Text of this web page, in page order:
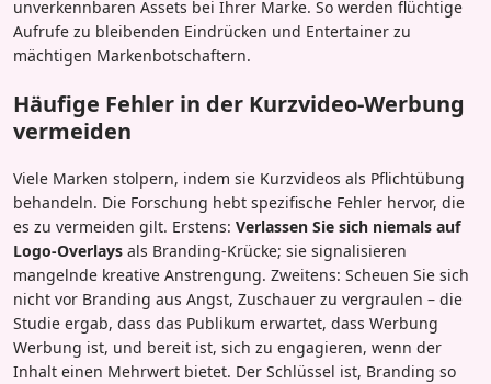
unverkennbaren Assets bei Ihrer Marke. So werden flüchtige
Aufrufe zu bleibenden Eindrücken und Entertainer zu
mächtigen Markenbotschaftern.
Häufige Fehler in der Kurzvideo-Werbung
vermeiden
Viele Marken stolpern, indem sie Kurzvideos als Pflichtübung
behandeln. Die Forschung hebt spezifische Fehler hervor, die
es zu vermeiden gilt. Erstens: Verlassen Sie sich niemals auf
Logo-Overlays als Branding-Krücke; sie signalisieren
mangelnde kreative Anstrengung. Zweitens: Scheuen Sie sich
nicht vor Branding aus Angst, Zuschauer zu vergraulen – die
Studie ergab, dass das Publikum erwartet, dass Werbung
Werbung ist, und bereit ist, sich zu engagieren, wenn der
Inhalt einen Mehrwert bietet. Der Schlüssel ist, Branding so